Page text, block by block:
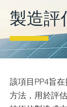
製造評
該項目PP4旨
方法，用於評估